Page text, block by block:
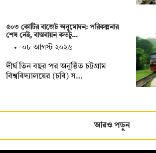
৫০৩ কোটির বাজেট অনুমোদন: পরিকল্পনার
শেষ নেই, বাস্তবায়ন কতটু…
০৮ আগস্ট ২০২৬
দীর্ঘ তিন বছর পর অনুষ্ঠিত চট্টগ্রাম
বিশ্ববিদ্যালয়ের (চবি) স…
আরও পড়ুন